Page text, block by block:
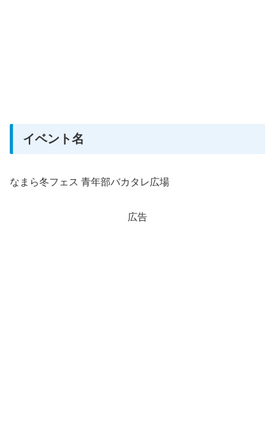
イベント名
なまら冬フェス 青年部バカタレ広場
広告